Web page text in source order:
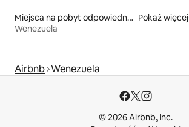
Miejsca na pobyt odpowiednie dla rodzin
Wenezuela
Pokaż więcej
Airbnb Wenezuela
© 2026 Airbnb, Inc.